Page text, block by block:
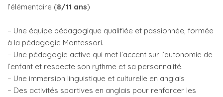
l’élémentaire (8/11 ans)
– Une équipe pédagogique qualifiée et passionnée, formée
à la pédagogie Montessori.
– Une pédagogie active qui met l’accent sur l’autonomie de
l’enfant et respecte son rythme et sa personnalité.
– Une immersion linguistique et culturelle en anglais
– Des activités sportives en anglais pour renforcer les